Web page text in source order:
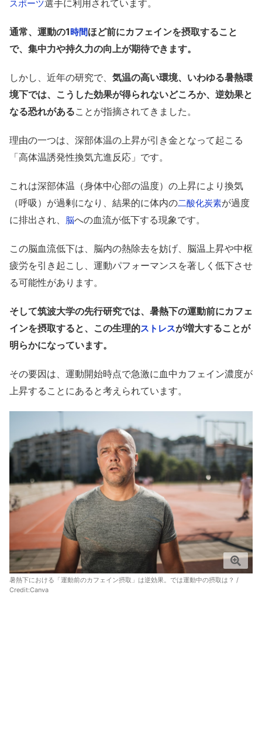
スポーツ選手に利用されています。
通常、運動の1時間ほど前にカフェインを摂取すること
で、集中力や持久力の向上が期待できます。
しかし、近年の研究で、 気温の高い環境、いわゆる暑熱環
境下では、こうした効果が得られないどころか、逆効果と
なる恐れがあることが指摘されてきました。
理由の一つは、深部体温の上昇が引き金となって起こる
「高体温誘発性換気亢進反応」です。
これは深部体温（身体中心部の温度）の上昇により換気
（呼吸）が過剰になり、結果的に体内の二酸化炭素が過度
に排出され、 脳への血流が低下する現象です。
この脳血流低下は、脳内の熱除去を妨げ、脳温上昇や中枢
疲労を引き起こし、運動パフォーマンスを著しく低下させ
る可能性があります。
そして筑波大学の先行研究では、暑熱下の運動前にカフェ
インを摂取すると、この生理的ストレスが増大することが
明らかになっています。
その要因は、運動開始時点で急激に血中カフェイン濃度が
上昇することにあると考えられています。
暑熱下における「運動前のカフェイン摂取」は逆効果。では運動中の摂取は？ /
Credit:Canva